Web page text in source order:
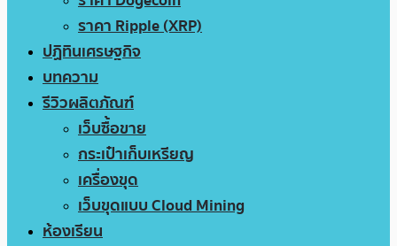
ราคา Ripple (XRP)
ปฏิทินเศรษฐกิจ
บทความ
รีวิวผลิตภัณฑ์
เว็บซื้อขาย
กระเป๋าเก็บเหรียญ
เครื่องขุด
เว็บขุดแบบ Cloud Mining
ห้องเรียน